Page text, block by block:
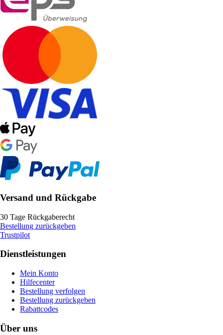
Versand und Rückgabe
30 Tage Rückgaberecht
Bestellung zurückgeben
Trustpilot
Dienstleistungen
Mein Konto
Hilfecenter
Bestellung verfolgen
Bestellung zurückgeben
Rabattcodes
Über uns